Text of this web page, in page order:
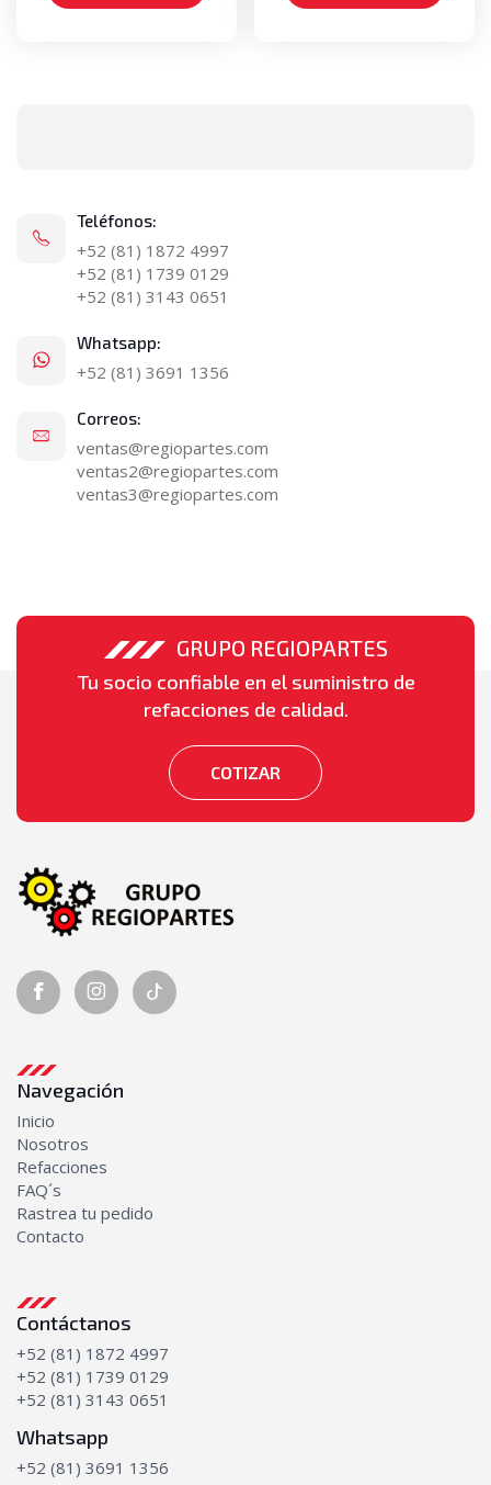
Teléfonos:
+52 (81) 1872 4997
+52 (81) 1739 0129
+52 (81) 3143 0651
Whatsapp:
+52 (81) 3691 1356
Correos:
ventas@regiopartes.com
ventas2@regiopartes.com
ventas3@regiopartes.com
GRUPO REGIOPARTES
Tu socio confiable en el suministro de
refacciones de calidad.
COTIZAR
Navegación
Inicio
Nosotros
Refacciones
FAQ´s
Rastrea tu pedido
Contacto
Contáctanos
+52 (81) 1872 4997
+52 (81) 1739 0129
+52 (81) 3143 0651
Whatsapp
+52 (81) 3691 1356